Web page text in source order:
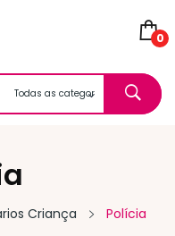
0
Criança Polícia